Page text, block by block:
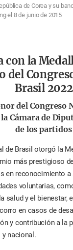
de Corea y su
el 8 de junio de 2015
con la
del
Brasil 2022
del Congreso
Cámara de
de los partidos
de Brasil otorgó la
más prestigioso
en reconocimiento a
voluntarias,
salud y el bienestar,
en casos de
y contribución a la
nacional.